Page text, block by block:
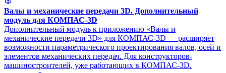
Валы и механические передачи 3D. Дополнительный
модуль для КОМПАС-3D
Дополнительный модуль к приложению «Валы и
механические передачи 3D» для КОМПАС-3D — расширяет
возможности параметрического проектирования валов, осей и
элементов механических передач. Для конструкторов-
машиностроителей, уже работающих в КОМПАС-3D.